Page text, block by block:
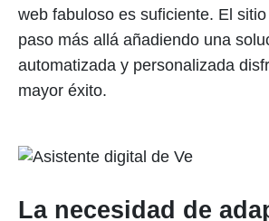
web fabuloso es suficiente. El
paso más allá añadiendo una
automatizada y personalizada
mayor éxito.
La necesidad de